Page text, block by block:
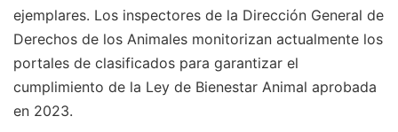
ejemplares. Los inspectores de la Dirección General de
Derechos de los Animales monitorizan actualmente los
portales de clasificados para garantizar el
cumplimiento de la Ley de Bienestar Animal aprobada
en 2023.